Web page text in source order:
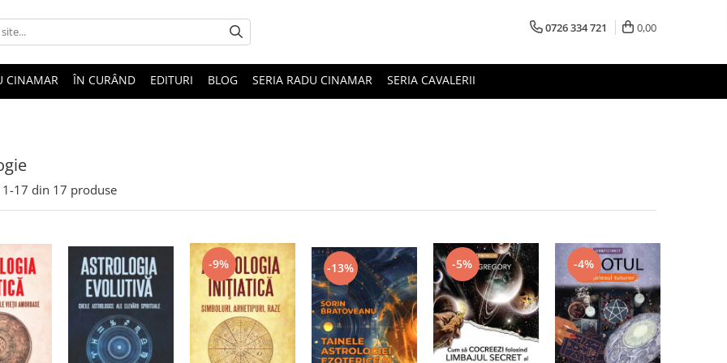
0726 334 721 0,00
CINAMAR ÎN CURÂND EDITURI BLOG SERIA RADU CINAMAR SERIA CAVALERII
1-17 din 17 produse
-9% -13% -5% -4%